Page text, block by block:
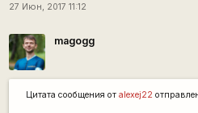
27 Июн, 2017 11:12
magogg
Цитата сообщения от alexej22